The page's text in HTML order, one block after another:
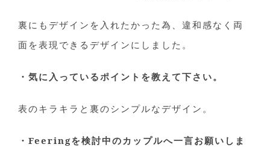
裏にもデザインを入れたかった為、違和感なく両
面を表現できるデザインにしました。
・気に入っているポイントを教えて下さい。
表のキラキラと裏のシンプルなデザイン。
・Feeringを検討中のカップルへ一言お願いしま